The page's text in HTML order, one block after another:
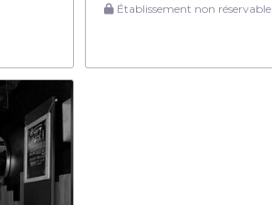
Établissement non réservable